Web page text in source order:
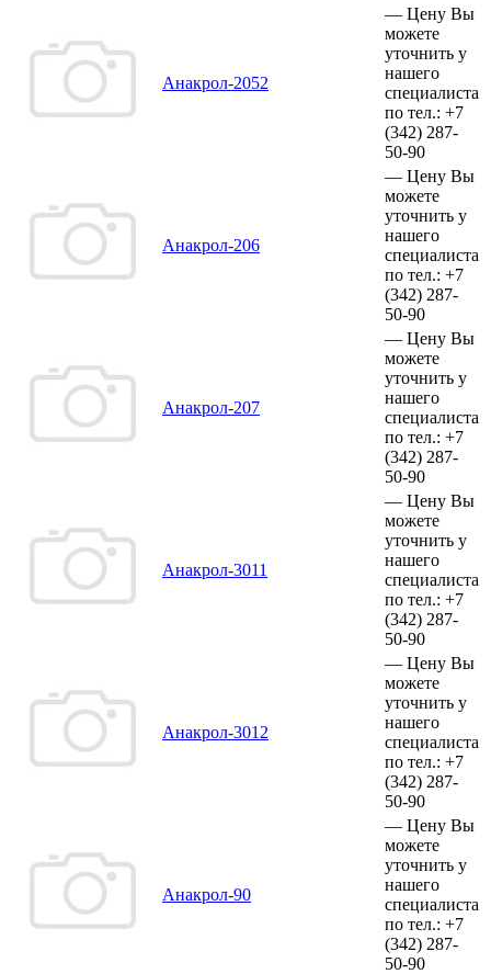
Анакрол-2052
— Цену Вы
можете
уточнить у
нашего
специалиста
по тел.: +7
(342) 287-
50-90
Анакрол-206
— Цену Вы
можете
уточнить у
нашего
специалиста
по тел.: +7
(342) 287-
50-90
Анакрол-207
— Цену Вы
можете
уточнить у
нашего
специалиста
по тел.: +7
(342) 287-
50-90
Анакрол-3011
— Цену Вы
можете
уточнить у
нашего
специалиста
по тел.: +7
(342) 287-
50-90
Анакрол-3012
— Цену Вы
можете
уточнить у
нашего
специалиста
по тел.: +7
(342) 287-
50-90
Анакрол-90
— Цену Вы
можете
уточнить у
нашего
специалиста
по тел.: +7
(342) 287-
50-90